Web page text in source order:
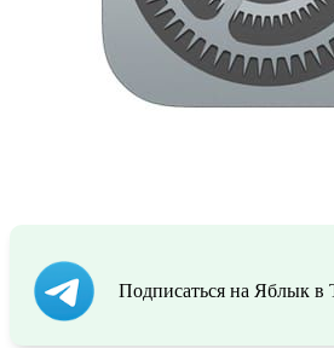
Подписаться на Яблык в